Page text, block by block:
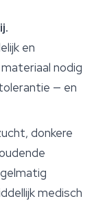
en
nodig
— en
donkere
medisch